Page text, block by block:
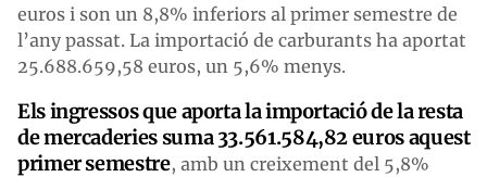
euros i son un 8,8% inferiors al primer semestre de
l’any passat. La importació de carburants ha aportat
25.688.659,58 euros, un 5,6% menys.
Els ingressos que aporta la importació de la resta
de mercaderies suma 33.561.584,82 euros aquest
primer semestre, amb un creixement del 5,8%